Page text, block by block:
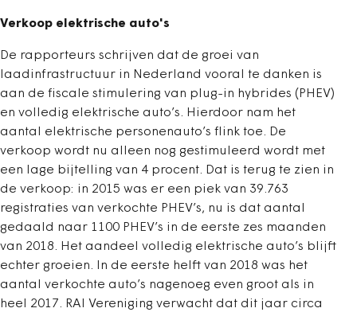
Verkoop elektrische auto's
De rapporteurs schrijven dat de groei van
laadinfrastructuur in Nederland vooral te danken is
aan de fiscale stimulering van plug-in hybrides (PHEV)
en volledig elektrische auto’s. Hierdoor nam het
aantal elektrische personenauto’s flink toe. De
verkoop wordt nu alleen nog gestimuleerd wordt met
een lage bijtelling van 4 procent. Dat is terug te zien in
de verkoop: in 2015 was er een piek van 39.763
registraties van verkochte PHEV’s, nu is dat aantal
gedaald naar 1100 PHEV’s in de eerste zes maanden
van 2018. Het aandeel volledig elektrische auto’s blijft
echter groeien. In de eerste helft van 2018 was het
aantal verkochte auto’s nagenoeg even groot als in
heel 2017. RAI Vereniging verwacht dat dit jaar circa